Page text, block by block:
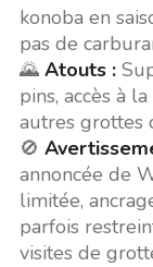
konoba en
pas de
🌄 Atouts :
pins, accès à la
autres grottes
🚫
annoncée de
limitée,
parfois
visites de